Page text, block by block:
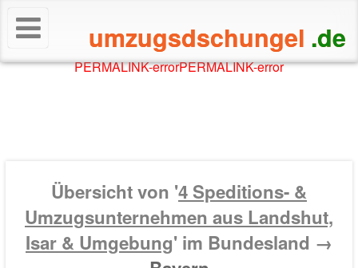
umzugsdschungel .de
PERMALINK-errorPERMALINK-error
Übersicht von '4 Speditions- &
Umzugsunternehmen aus Landshut,
Isar & Umgebung' im Bundesland →